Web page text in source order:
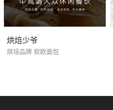
烘焙少爷
烘培品牌 软欧面包